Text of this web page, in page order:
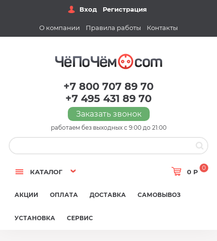
Вход Регистрация
О компании Правила работы Контакты
+7 800 707 89 70
+7 495 431 89 70
Заказать звонок
работаем без выходных с 9:00 до 21:00
КАТАЛОГ 0 Р
0
АКЦИИ ОПЛАТА ДОСТАВКА САМОВЫВОЗ
УСТАНОВКА СЕРВИС